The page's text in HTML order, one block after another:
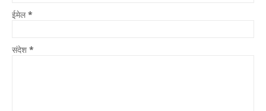
ईमेल*
संदेश *